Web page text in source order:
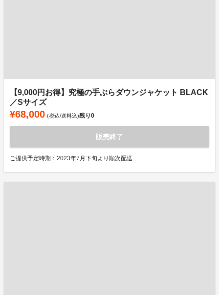
【9,000円お得】究極の手ぶらダウンジャケット BLACK
／Sサイズ
¥68,000 (税込/送料込)残り0
販売終了
ご提供予定時期：2023年7月下旬より順次配送